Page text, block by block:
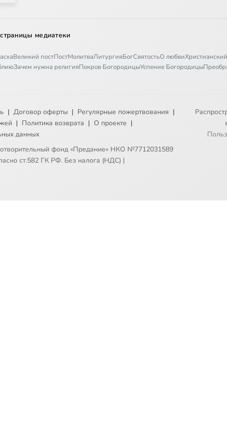
медиатеки
Великий постПостМолитваЛитургияБогСвятостьО любви
Зачем нужна религияПокров БогородицыУспение Богородицы
| Договор оферты | Регулярные пожертвования |
| Политика возврата | О проекте |
данных
фонд «Предание» НКО №7712031589
ст.582 ГК РФ. Без налога (НДС) |